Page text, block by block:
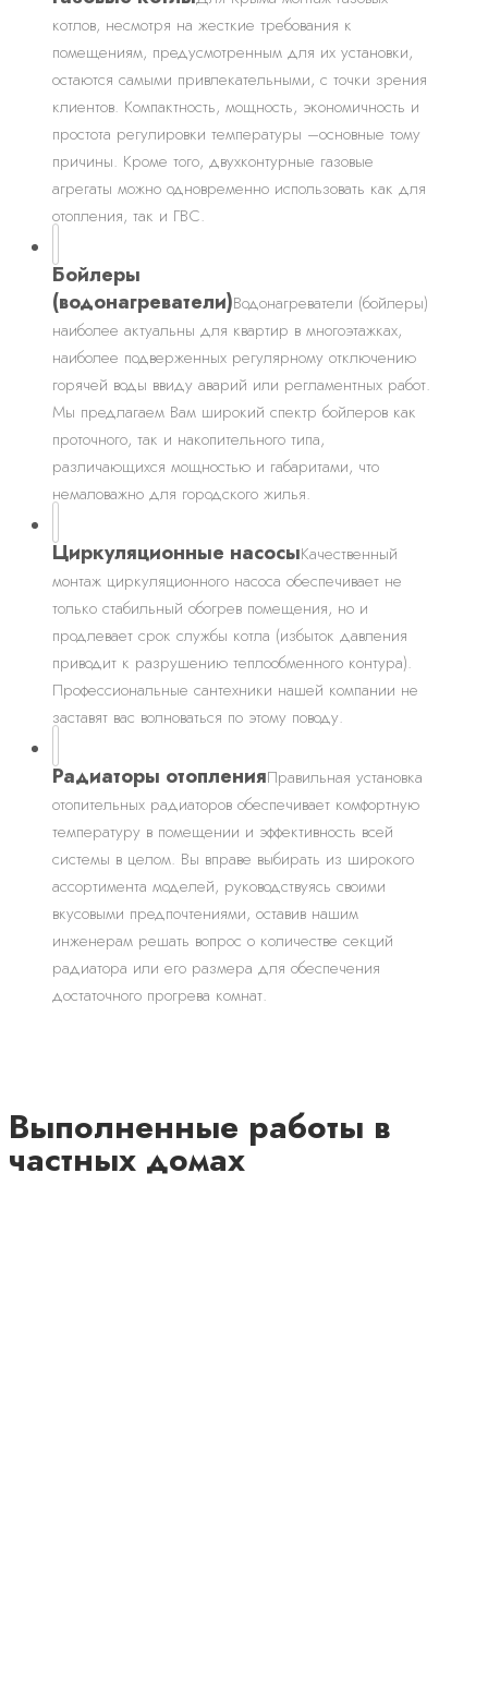
котлов, несмотря на жесткие требования к
помещениям, предусмотренным для их установки,
остаются самыми привлекательными, с точки зрения
клиентов. Компактность, мощность, экономичность и
простота регулировки температуры –основные тому
причины. Кроме того, двухконтурные газовые
агрегаты можно одновременно использовать как для
отопления, так и ГВС.
Бойлеры
(водонагреватели)Водонагреватели (бойлеры)
наиболее актуальны для квартир в многоэтажках,
наиболее подверженных регулярному отключению
горячей воды ввиду аварий или регламентных работ.
Мы предлагаем Вам широкий спектр бойлеров как
проточного, так и накопительного типа,
различающихся мощностью и габаритами, что
немаловажно для городского жилья.
Циркуляционные насосыКачественный
монтаж циркуляционного насоса обеспечивает не
только стабильный обогрев помещения, но и
продлевает срок службы котла (избыток давления
приводит к разрушению теплообменного контура).
Профессиональные сантехники нашей компании не
заставят вас волноваться по этому поводу.
Радиаторы отопленияПравильная установка
отопительных радиаторов обеспечивает комфортную
температуру в помещении и эффективность всей
системы в целом. Вы вправе выбирать из широкого
ассортимента моделей, руководствуясь своими
вкусовыми предпочтениями, оставив нашим
инженерам решать вопрос о количестве секций
радиатора или его размера для обеспечения
достаточного прогрева комнат.
Выполненные работы в
частных домах